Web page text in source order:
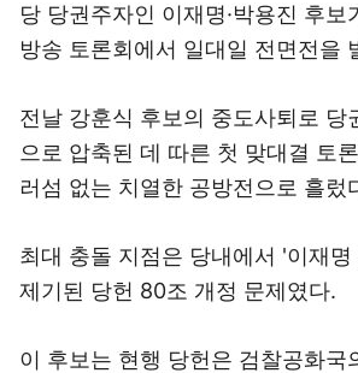
당 당권주자인 이재명·박용진 후보
방송 토론회에서 일대일 전면전을
전날 강훈식 후보의 중도사퇴로 당
으로 압축된 데 따른 첫 맞대결 토
러섬 없는 치열한 공방전으로 흘렀
최대 충돌 지점은 당내에서 '이재명
제기된 당헌 80조 개정 문제였다.
이 후보는 현행 당헌은 검찰공화국